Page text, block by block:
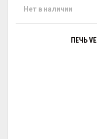
Нет в наличии
ПЕЧЬ